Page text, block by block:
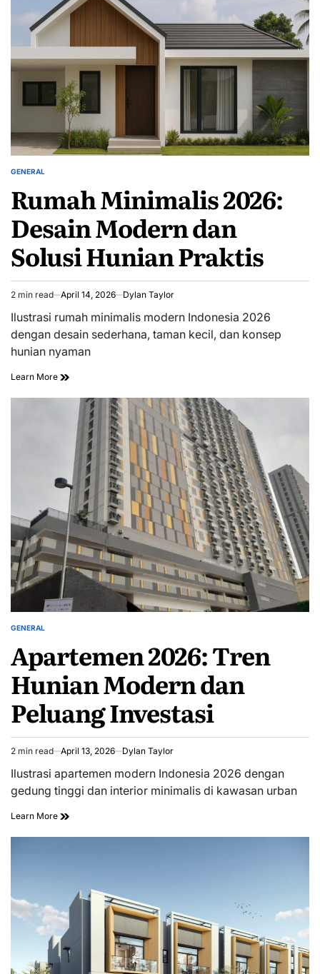
POSTED
GENERAL
Rumah Minimalis 2026:
Desain Modern dan
Solusi Hunian Praktis
Estimated
read
time
2 min read April 14, 2026 Dylan Taylor
Ilustrasi rumah minimalis modern Indonesia 2026
dengan desain sederhana, taman kecil, dan konsep
hunian nyaman
Learn More
POSTED
GENERAL
Apartemen 2026: Tren
Hunian Modern dan
Peluang Investasi
Estimated
read
time
2 min read April 13, 2026 Dylan Taylor
Ilustrasi apartemen modern Indonesia 2026 dengan
gedung tinggi dan interior minimalis di kawasan urban
Learn More